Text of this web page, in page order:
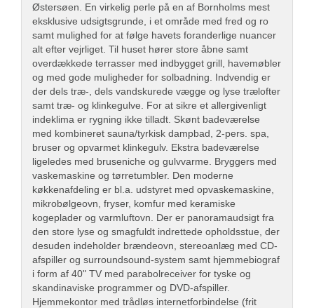
Østersøen. En virkelig perle på en af Bornholms mest
eksklusive udsigtsgrunde, i et område med fred og ro
samt mulighed for at følge havets foranderlige nuancer
alt efter vejrliget. Til huset hører store åbne samt
overdækkede terrasser med indbygget grill, havemøbler
og med gode muligheder for solbadning. Indvendig er
der dels træ-, dels vandskurede vægge og lyse trælofter
samt træ- og klinkegulve. For at sikre et allergivenligt
indeklima er rygning ikke tilladt. Skønt badeværelse
med kombineret sauna/tyrkisk dampbad, 2-pers. spa,
bruser og opvarmet klinkegulv. Ekstra badeværelse
ligeledes med bruseniche og gulvvarme. Bryggers med
vaskemaskine og tørretumbler. Den moderne
køkkenafdeling er bl.a. udstyret med opvaskemaskine,
mikrobølgeovn, fryser, komfur med keramiske
kogeplader og varmluftovn. Der er panoramaudsigt fra
den store lyse og smagfuldt indrettede opholdsstue, der
desuden indeholder brændeovn, stereoanlæg med CD-
afspiller og surroundsound-system samt hjemmebiograf
i form af 40" TV med parabolreceiver for tyske og
skandinaviske programmer og DVD-afspiller.
Hjemmekontor med trådløs internetforbindelse (frit